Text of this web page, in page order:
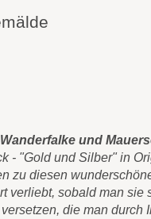
und
- "Gold und Silber" in
zu diesen
verliebt, sobald man
die man durch